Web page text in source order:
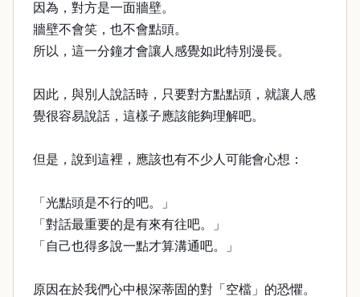
因為，對方是一面牆壁。
牆壁不會笑，也不會點頭。
所以，這一分鐘才會讓人感覺如此特別漫長。
因此，與別人說話時，只要對方點點頭，就讓人感
覺很容易說話，這樣子應該能夠理解吧。
但是，說到這裡，應該也有不少人可能會心想：
「光點頭是不行的吧。」
「對話最重要的是有來有往吧。」
「自己也得多說一點才算溝通吧。」
原因在於我們心中根深蒂固的對「空檔」的恐懼。